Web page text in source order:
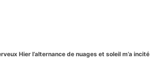
Hier l’alternance de nuages et soleil m’a